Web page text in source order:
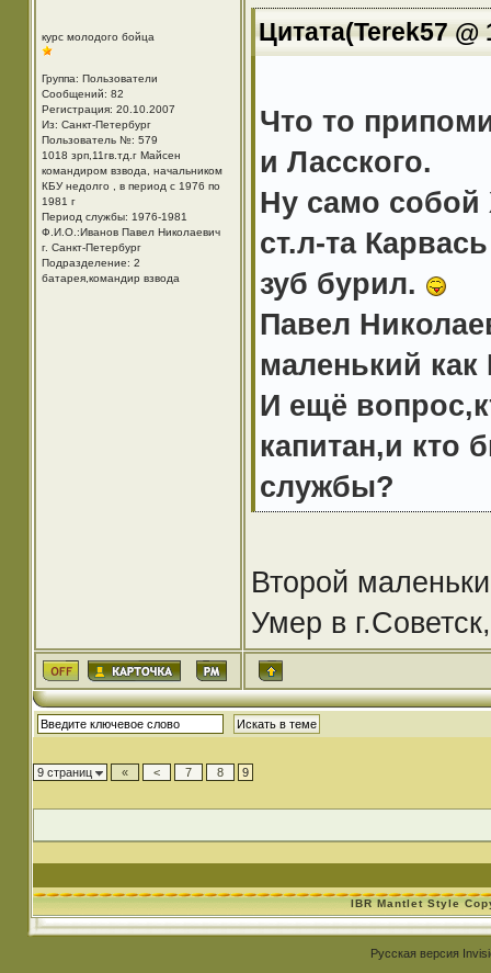
курс молодого бойца
Группа: Пользователи
Сообщений: 82
Регистрация: 20.10.2007
Из: Санкт-Петербург
Пользователь №: 579
1018 зрп,11гв.тд.г Майсен
командиром взвода, начальником
КБУ недолго , в период с 1976 по
1981 г
Период службы: 1976-1981
Ф.И.О.:Иванов Павел Николаевич
г. Санкт-Петербург
Подразделение: 2
батарея,командир взвода
Цитата(Terek57
Что то
и Ласского.
Ну само
ст.л-та
зуб бурил.
Павел
маленький как
И ещё
капитан,и кто
службы?
Второй
Умер в
9 страниц « < 7 8 9
IBR Mantlet Style
Русская версия